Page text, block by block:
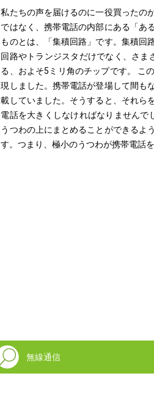
私たちの声を届けるのに一役買ったの
ではなく、携帯電話の内部にある「あ
ものとは、「集積回路」です。集積回
回路やトランジスタだけでなく、さま
る、およそ5ミリ角のチップです。 こ
現しました。携帯電話が登場して間も
載していました。そうすると、それら
電話を大きくしなければなりません
うつわの上にまとめることができるよ
す。つまり、極小のうつわが携帯電話
無線通信